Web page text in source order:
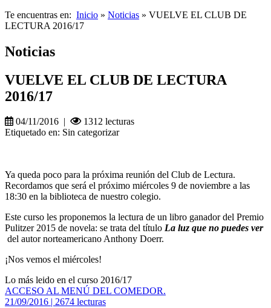
Te encuentras en: Inicio » Noticias » VUELVE EL CLUB DE
LECTURA 2016/17
Noticias
VUELVE EL CLUB DE LECTURA
2016/17
04/11/2016 |
1312 lecturas
Etiquetado en: Sin categorizar
Ya queda poco para la próxima reunión del Club de Lectura.
Recordamos que será el próximo miércoles 9 de noviembre a las
18:30 en la biblioteca de nuestro colegio.
Este curso les proponemos la lectura de un libro ganador del Premio
Pulitzer 2015 de novela: se trata del título La luz que no puedes ver
del autor norteamericano Anthony Doerr.
¡Nos vemos el miércoles!
Lo más leido en el curso 2016/17
ACCESO AL MENÚ DEL COMEDOR.
21/09/2016 | 2674 lecturas